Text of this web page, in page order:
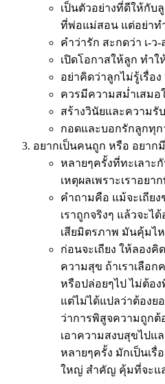
เป็นตัวอย่างที่ดีให้กับ
ที่พ่อแม่สอน แต่อย่าท
คำว่ารัก สะกดว่า เ-ว-
เปิดโอกาสให้ลูก ทำ
อย่าคิดว่าลูกไม่รู้เรื่อ
ควรมีความสม่ำเสมอ
สร้างวินัยและความรั
กอดและบอกรักลูกทุ
อยากเป็นคนถูก หรือ อยาก
หลายๆครั้งที่ทะเลาะกั
เหตุผลเพราะเราอยา
คำถามคือ แม้จะเถีย
เราถูกจริงๆ แล้วจะไ
เสียมิตรภาพ มันคุ้มไ
ก่อนจะเถียง ให้ลองคิ
ความสุข ถ้าเราเลือก
หรือปล่อยๆไป ไม่ต้อ
แต่ไม่ได้แปลว่าต้องย
ว่าการพิสูจความถูกต้
เอาความสงบสุขไปแ
หลายๆครั้ง มักเป็นเรื่
ใหญ่ สำคัญ คุ้มที่จะแ